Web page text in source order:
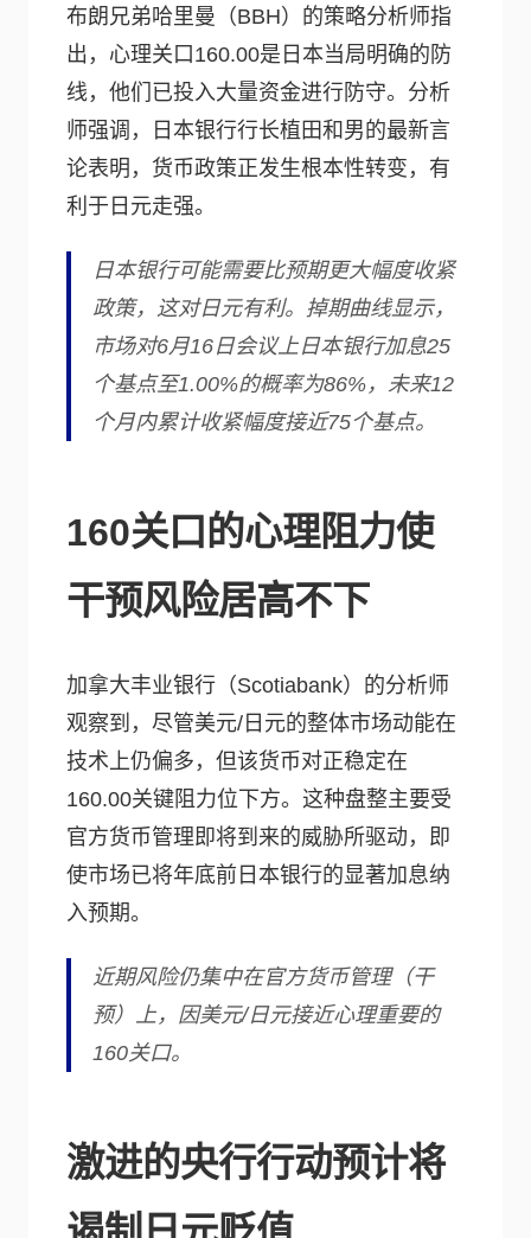
布朗兄弟哈里曼（BBH）的策略分析师指
出，心理关口160.00是日本当局明确的防
线，他们已投入大量资金进行防守。分析
师强调，日本银行行长植田和男的最新言
论表明，货币政策正发生根本性转变，有
利于日元走强。
日本银行可能需要比预期更大幅度收紧
政策，这对日元有利。掉期曲线显示，
市场对6月16日会议上日本银行加息25
个基点至1.00%的概率为86%，未来12
个月内累计收紧幅度接近75个基点。
160关口的心理阻力使
干预风险居高不下
加拿大丰业银行（Scotiabank）的分析师
观察到，尽管美元/日元的整体市场动能在
技术上仍偏多，但该货币对正稳定在
160.00关键阻力位下方。这种盘整主要受
官方货币管理即将到来的威胁所驱动，即
使市场已将年底前日本银行的显著加息纳
入预期。
近期风险仍集中在官方货币管理（干
预）上，因美元/日元接近心理重要的
160关口。
激进的央行行动预计将